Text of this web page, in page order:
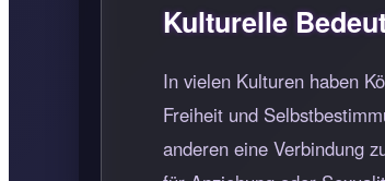
Kulturelle
In vielen Kulturen haben
Freiheit und
anderen eine Verbindung